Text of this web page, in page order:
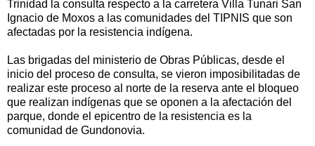
Trinidad la consulta respecto a la carretera Villa Tunari San
Ignacio de Moxos a las comunidades del TIPNIS que son
afectadas por la resistencia indígena.
Las brigadas del ministerio de Obras Públicas, desde el
inicio del proceso de consulta, se vieron imposibilitadas de
realizar este proceso al norte de la reserva ante el bloqueo
que realizan indígenas que se oponen a la afectación del
parque, donde el epicentro de la resistencia es la
comunidad de Gundonovia.